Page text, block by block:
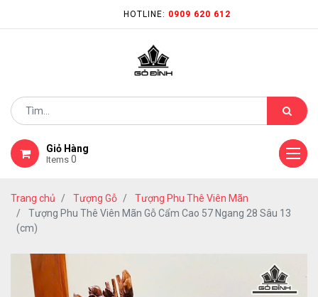
HOTLINE: 0909 620 612
Giỏ Hàng
Items 0
Trang chủ Tượng Gỗ
Tượng Phu Thê Viên Mãn
Tượng Phu Thê Viên Mãn Gỗ Cẩm Cao 57 Ngang 28 Sâu 13
(cm)